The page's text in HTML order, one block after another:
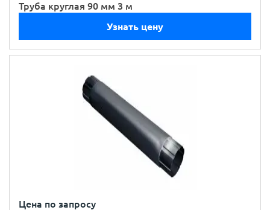
Труба круглая 90 мм 3 м
Узнать цену
Цена по запросу